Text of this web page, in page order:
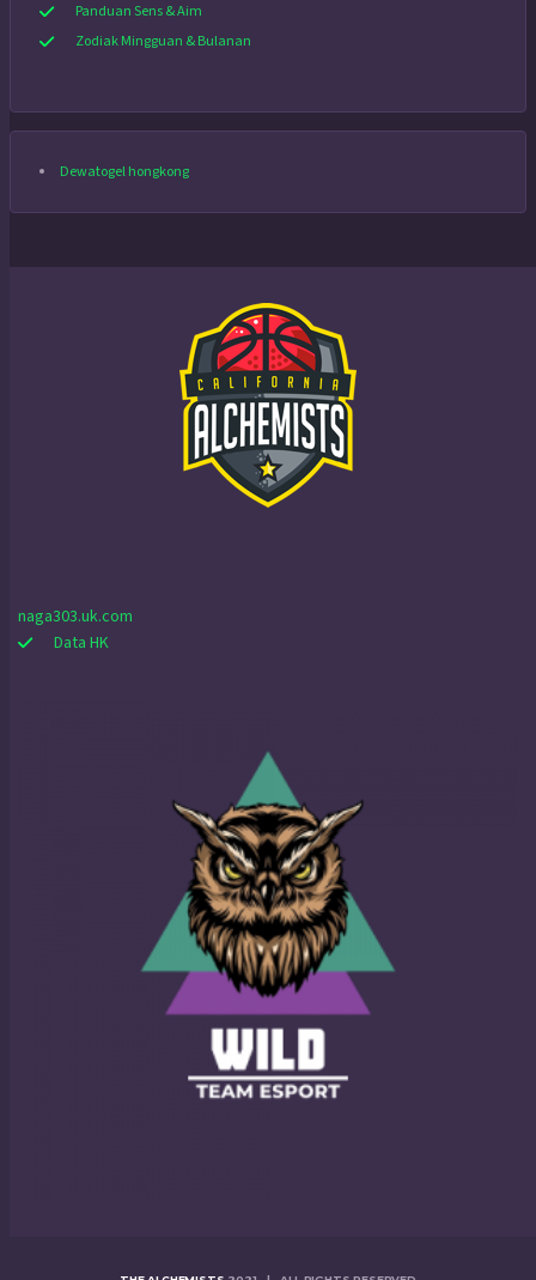
Panduan Sens & Aim
Zodiak Mingguan & Bulanan
Dewatogel hongkong
naga303.uk.com
Data HK